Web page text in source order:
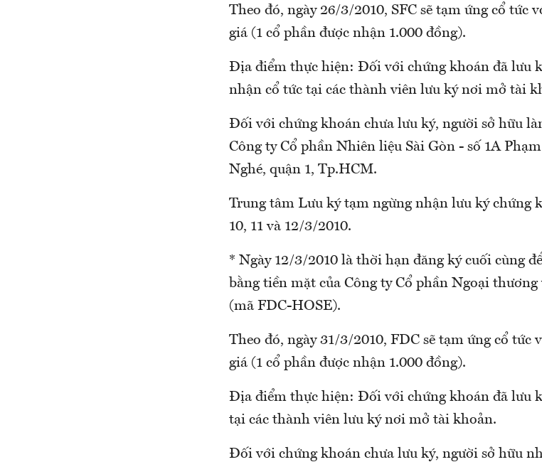
Theo đó, ngày 26/3/2010, SFC sẽ tạm ứng cổ tức
giá (1 cổ phần được nhận 1.000 đồng).
Địa điểm thực hiện: Đối với chứng khoán đã lưu
nhận cổ tức tại các thành viên lưu ký nơi mở tài
Đối với chứng khoán chưa lưu ký, người sở hữu
Công ty Cổ phần Nhiên liệu Sài Gòn - số 1A
Nghé, quận 1, Tp.HCM.
Trung tâm Lưu ký tạm ngừng nhận lưu ký chứng
10, 11 và 12/3/2010.
* Ngày 12/3/2010 là thời hạn đăng ký cuối cùng
bằng tiền mặt của Công ty Cổ phần Ngoại
(mã FDC-HOSE).
Theo đó, ngày 31/3/2010, FDC sẽ tạm ứng cổ tức
giá (1 cổ phần được nhận 1.000 đồng).
Địa điểm thực hiện: Đối với chứng khoán đã lưu
tại các thành viên lưu ký nơi mở tài khoản.
Đối với chứng khoán chưa lưu ký, người sở hữu